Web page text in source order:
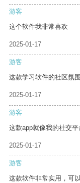
游客
这个软件我非常喜欢
2025-01-17
游客
这款学习软件的社区氛
2025-01-17
游客
这款app就像我的社交
2025-01-17
游客
这款软件非常实用，可